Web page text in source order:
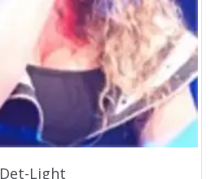
Det-Light